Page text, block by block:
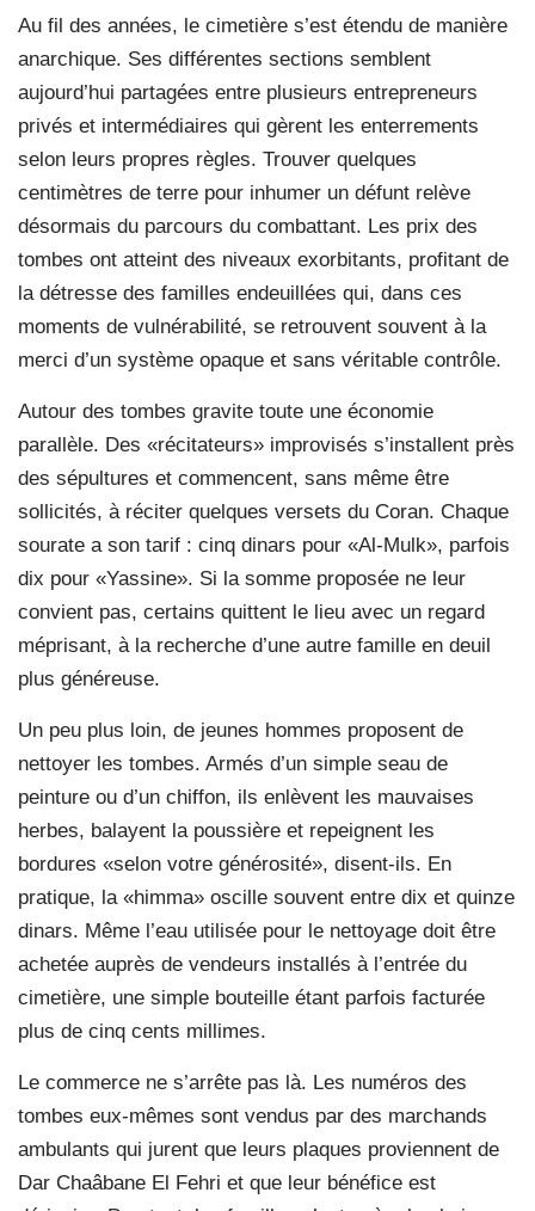
Au fil des années, le cimetière s’est étendu de manière
anarchique. Ses différentes sections semblent
aujourd’hui partagées entre plusieurs entrepreneurs
privés et intermédiaires qui gèrent les enterrements
selon leurs propres règles. Trouver quelques
centimètres de terre pour inhumer un défunt relève
désormais du parcours du combattant. Les prix des
tombes ont atteint des niveaux exorbitants, profitant de
la détresse des familles endeuillées qui, dans ces
moments de vulnérabilité, se retrouvent souvent à la
merci d’un système opaque et sans véritable contrôle.
Autour des tombes gravite toute une économie
parallèle. Des «récitateurs» improvisés s’installent près
des sépultures et commencent, sans même être
sollicités, à réciter quelques versets du Coran. Chaque
sourate a son tarif : cinq dinars pour «Al-Mulk», parfois
dix pour «Yassine». Si la somme proposée ne leur
convient pas, certains quittent le lieu avec un regard
méprisant, à la recherche d’une autre famille en deuil
plus généreuse.
Un peu plus loin, de jeunes hommes proposent de
nettoyer les tombes. Armés d’un simple seau de
peinture ou d’un chiffon, ils enlèvent les mauvaises
herbes, balayent la poussière et repeignent les
bordures «selon votre générosité», disent-ils. En
pratique, la «himma» oscille souvent entre dix et quinze
dinars. Même l’eau utilisée pour le nettoyage doit être
achetée auprès de vendeurs installés à l’entrée du
cimetière, une simple bouteille étant parfois facturée
plus de cinq cents millimes.
Le commerce ne s’arrête pas là. Les numéros des
tombes eux-mêmes sont vendus par des marchands
ambulants qui jurent que leurs plaques proviennent de
Dar Chaâbane El Fehri et que leur bénéfice est